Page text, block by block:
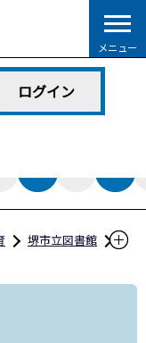
メニュー
ログイン
堺市立図書館